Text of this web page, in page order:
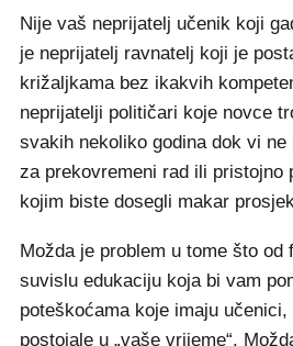
Nije vaš neprijatelj učenik koji
je neprijatelj ravnatelj koji je
križaljkama bez ikakvih
neprijatelji političari koje novce
svakih nekoliko godina dok vi
za prekovremeni rad ili pristojno
kojim biste dosegli makar
Možda je problem u tome što od
suvislu edukaciju koja bi vam
poteškoćama koje imaju
postojale u „vaše vrijeme“.